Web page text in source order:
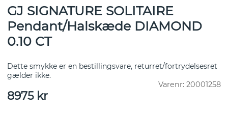
GJ SIGNATURE SOLITAIRE
Pendant/Halskæde DIAMOND
0.10 CT
Dette smykke er en bestillingsvare, returret/fortrydelsesret
gælder ikke.
Varenr: 20001258
8975kr